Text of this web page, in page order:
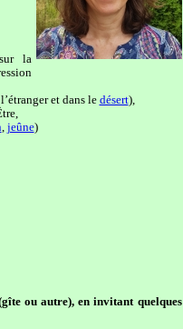
la
et dans le désert),
jeûne)
ou autre), en invitant quelques